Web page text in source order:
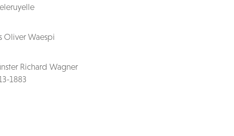
Oliver Waespi
Richard Wagner
1883